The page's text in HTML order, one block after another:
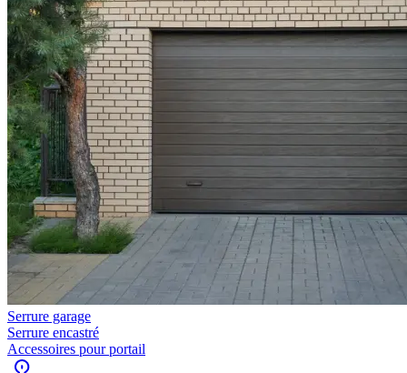
Serrure garage
Serrure encastré
Accessoires pour portail